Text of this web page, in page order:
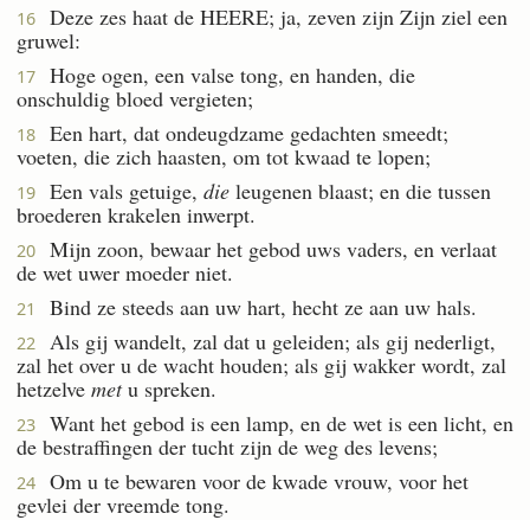
16
Deze zes haat de HEERE; ja, zeven zijn Zijn ziel een
gruwel:
17
Hoge ogen, een valse tong, en handen, die
onschuldig bloed vergieten;
18
Een hart, dat ondeugdzame gedachten smeedt;
voeten, die zich haasten, om tot kwaad te lopen;
19 Een vals getuige, die leugenen blaast; en die tussen
broederen krakelen inwerpt.
20
Mijn zoon, bewaar het gebod uws vaders, en verlaat
de wet uwer moeder niet.
21 Bind ze steeds aan uw hart, hecht ze aan uw hals.
22
Als gij wandelt, zal dat u geleiden; als gij nederligt,
zal het over u de wacht houden; als gij wakker wordt, zal
hetzelve metu spreken.
23
Want het gebod is een lamp, en de wet is een licht, en
de bestraffingen der tucht zijn de weg des levens;
24
Om u te bewaren voor de kwade vrouw, voor het
gevlei der vreemde tong.